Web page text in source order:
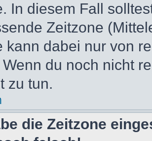
In diesem Fall
Zeitzone
kann dabei nur von
du noch nicht
zu tun.
die Zeitzone